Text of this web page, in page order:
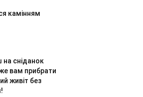
камінням
на сніданок
вам прибрати
живіт без